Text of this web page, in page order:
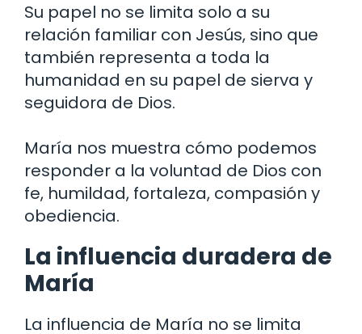
Su papel no se limita solo a su
relación familiar con Jesús, sino que
también representa a toda la
humanidad en su papel de sierva y
seguidora de Dios.
María nos muestra cómo podemos
responder a la voluntad de Dios con
fe, humildad, fortaleza, compasión y
obediencia.
La influencia duradera de
María
La influencia de María no se limita